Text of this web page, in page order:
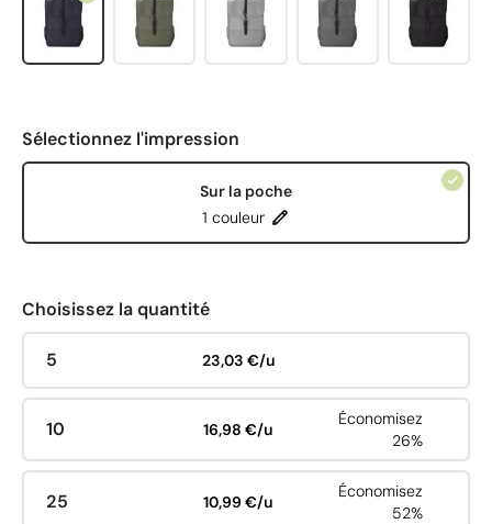
Sélectionnez l'impression
Sur la poche
1 couleur
Choisissez la quantité
5 23,03 €/u
10 16,98 €/u
Économisez
26%
25 10,99 €/u
Économisez
52%